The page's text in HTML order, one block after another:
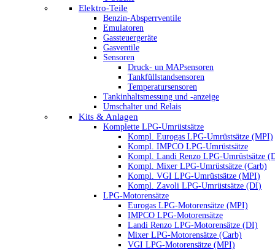
Elektro-Teile
Benzin-Absperrventile
Emulatoren
Gassteuergeräte
Gasventile
Sensoren
Druck- un MAPsensoren
Tankfüllstandsensoren
Temperatursensoren
Tankinhaltsmessung und -anzeige
Umschalter und Relais
Kits & Anlagen
Komplette LPG-Umrüstsätze
Kompl. Eurogas LPG-Umrüstsätze (MPI)
Kompl. IMPCO LPG-Umrüstsätze
Kompl. Landi Renzo LPG-Umrüstsätze
Kompl. Mixer LPG-Umrüstsätze (Carb)
Kompl. VGI LPG-Umrüstsätze (MPI)
Kompl. Zavoli LPG-Umrüstsätze (DI)
LPG-Motorensätze
Eurogas LPG-Motorensätze (MPI)
IMPCO LPG-Motorensätze
Landi Renzo LPG-Motorensätze (DI)
Mixer LPG-Motorensätze (Carb)
VGI LPG-Motorensätze (MPI)